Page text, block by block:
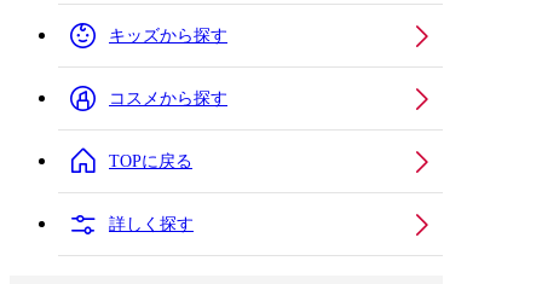
キッズから探す
コスメから探す
TOPに戻る
詳しく探す